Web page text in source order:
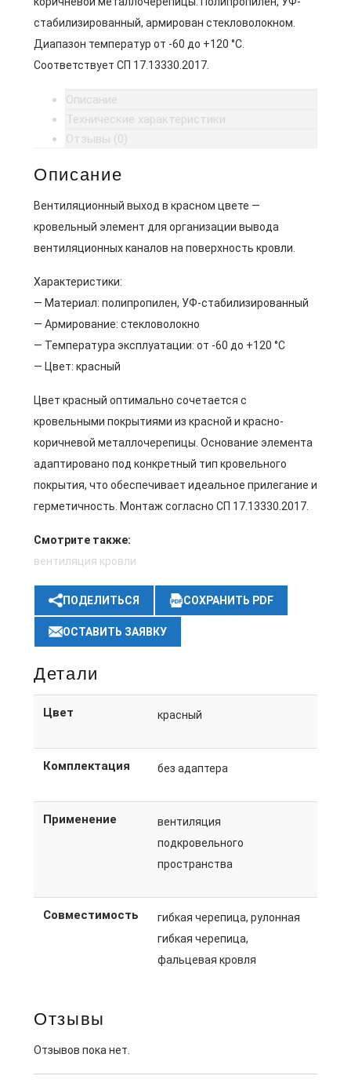
стабилизированный, армирован стекловолокном.
Диапазон температур от -60 до +120 °C.
Соответствует СП 17.13330.2017.
Описание
Технические характеристики
Отзывы (0)
Описание
Вентиляционный выход в красном цвете —
кровельный элемент для организации вывода
вентиляционных каналов на поверхность кровли.
Характеристики:
— Материал: полипропилен, УФ-стабилизированный
— Армирование: стекловолокно
— Температура эксплуатации: от -60 до +120 °C
— Цвет: красный
Цвет красный оптимально сочетается с
кровельными покрытиями из красной и красно-
коричневой металлочерепицы. Основание элемента
адаптировано под конкретный тип кровельного
покрытия, что обеспечивает идеальное прилегание и
герметичность. Монтаж согласно СП 17.13330.2017.
Смотрите также:
вентиляция кровли
ПОДЕЛИТЬСЯ СОХРАНИТЬ PDF
ОСТАВИТЬ ЗАЯВКУ
Детали
Цвет красный
Комплектация без адаптера
Применение
вентиляция
подкровельного
пространства
Совместимость
гибкая черепица, рулонная
гибкая черепица,
фальцевая кровля
Отзывы
Отзывов пока нет.